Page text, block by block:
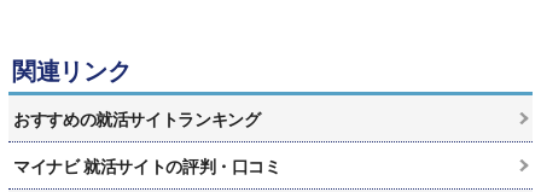
関連リンク
おすすめの就活サイトランキング
マイナビ 就活サイトの評判・口コミ